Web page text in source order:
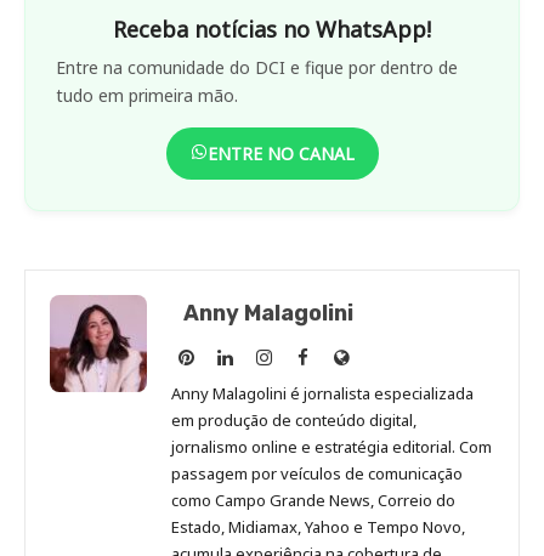
Receba notícias no WhatsApp!
Entre na comunidade do DCI e fique por dentro de
tudo em primeira mão.
ENTRE NO CANAL
Anny Malagolini
Anny
Malagolini
no
Pinterest
Anny
Malagolini
no
LinkedIn
Anny
Malagolini
no
Instagram
Anny
Malagolini
no
Facebook
Site
de
Anny
Malagolini
Anny Malagolini é jornalista especializada
em produção de conteúdo digital,
jornalismo online e estratégia editorial. Com
passagem por veículos de comunicação
como Campo Grande News, Correio do
Estado, Midiamax, Yahoo e Tempo Novo,